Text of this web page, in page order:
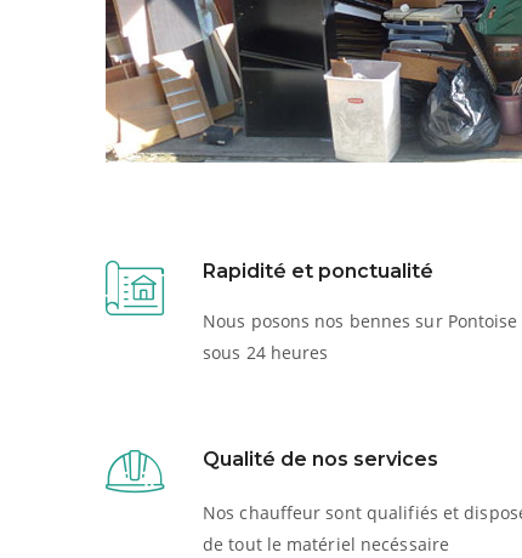
Rapidité et ponctualité
Nous posons nos bennes sur Pontoise
sous 24 heures
Qualité de nos services
Nos chauffeur sont qualifiés et
de tout le matériel necéssaire